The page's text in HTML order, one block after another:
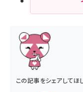
この記事をシェアしてほ